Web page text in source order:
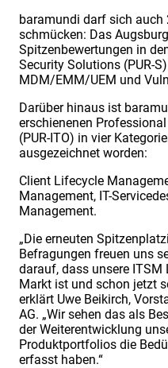
baramundi darf sich
schmücken: Das
Spitzenbewertungen in
Security Solutions (PUR-
MDM/EMM/UEM und
Darüber hinaus ist
erschienenen
(PUR-ITO) in vier
ausgezeichnet worden:
Client Lifecycle
Management, IT-
Management.
„Die erneuten
Befragungen freuen uns
darauf, dass unsere
Markt ist und schon jetzt
erklärt Uwe Beikirch,
AG. „Wir sehen das als
der Weiterentwicklung
Produktportfolios die
erfasst haben.“